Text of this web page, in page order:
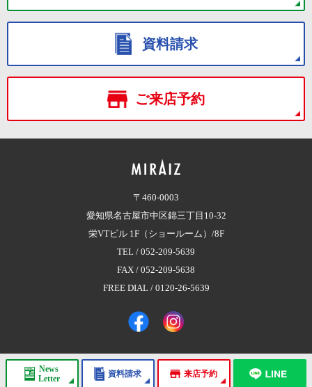
資料請求
ご来店予約
News
Letter
資料請求 来店予約
〒460-0003
愛知県名古屋市中区錦三丁目10-32
栄VTビル 1F（ショールーム）/8F
TEL / 052-209-5639
FAX / 052-209-5638
FREE DIAL / 0120-26-5639
Copyright © 2017 株式会社MIRAIZ（ミライズ）All Rights Reserved.